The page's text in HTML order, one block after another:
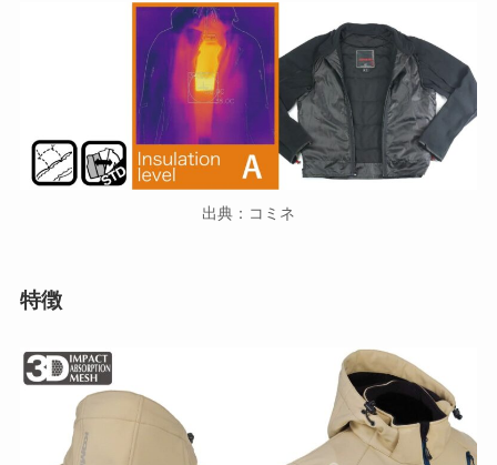
出典：コミネ
特徴